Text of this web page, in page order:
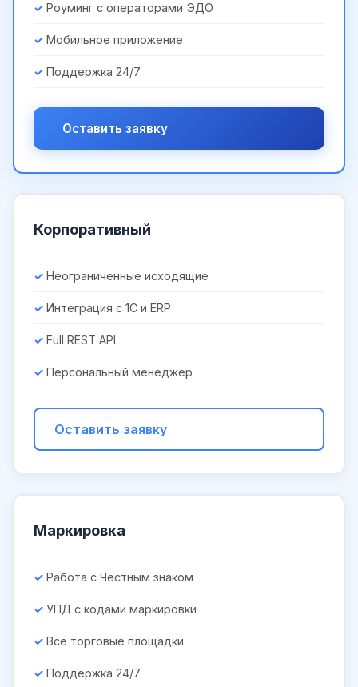
Роуминг с операторами ЭДО
Мобильное приложение
Поддержка 24/7
Оставить заявку
Корпоративный
Неограниченные исходящие
Интеграция с 1С и ERP
Full REST API
Персональный менеджер
Оставить заявку
Маркировка
Работа с Честным знаком
УПД с кодами маркировки
Все торговые площадки
Поддержка 24/7